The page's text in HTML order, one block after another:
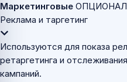
Маркетинговые
Реклама и таргетинг
Используются для показа
ретаргетинга и
кампаний.